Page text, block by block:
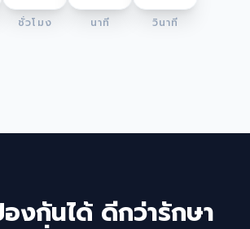
ชั่วโมง นาที วินาที
งกันได้ ดีกว่ารักษา